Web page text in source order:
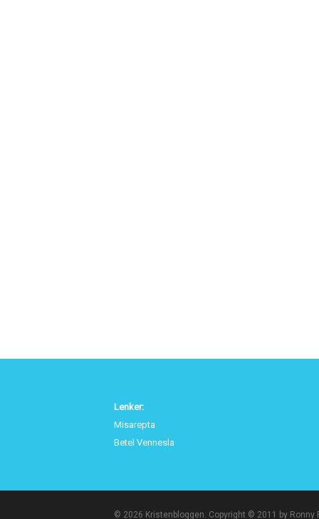
Lenker:
Misarepta
Betel Vennesla
© 2026 Kristenbloggen. Copyright © 2011 by Ronny